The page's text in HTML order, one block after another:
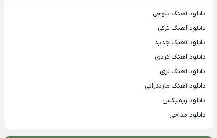
دانلود آهنگ بلوچی
دانلود آهنگ ترکی
دانلود آهنگ جدید
دانلود آهنگ کردی
دانلود آهنگ لری
دانلود آهنگ مازندرانی
دانلود ریمیکس
دانلود مداحی